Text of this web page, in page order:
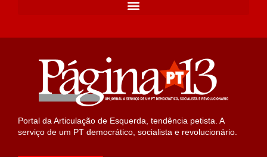
Portal da Articulação de Esquerda, tendência petista. A
serviço de um PT democrático, socialista e revolucionário.